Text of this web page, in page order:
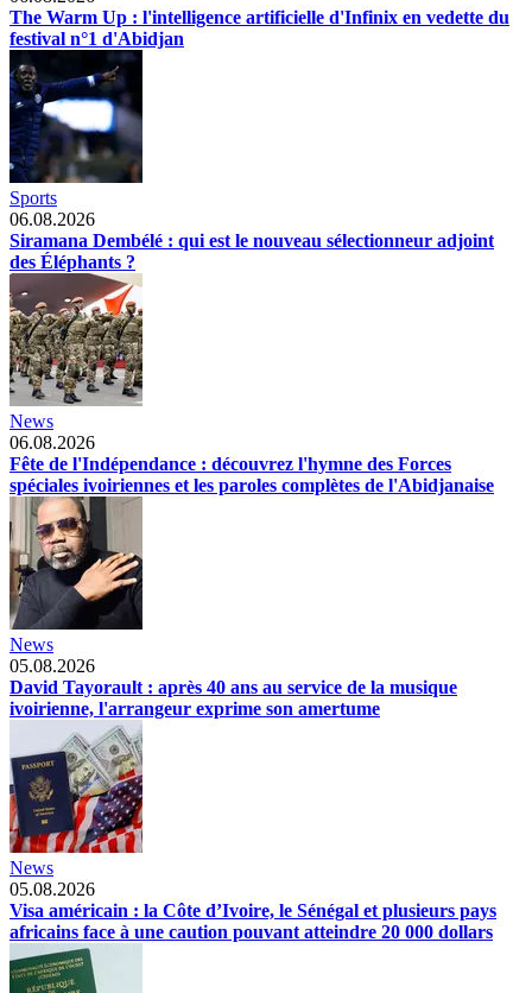
The Warm Up : l'intelligence artificielle d'Infinix en vedette du
festival n°1 d'Abidjan
Sports
06.08.2026
Siramana Dembélé : qui est le nouveau sélectionneur adjoint
des Éléphants ?
News
06.08.2026
Fête de l'Indépendance : découvrez l'hymne des Forces
spéciales ivoiriennes et les paroles complètes de l'Abidjanaise
News
05.08.2026
David Tayorault : après 40 ans au service de la musique
ivoirienne, l'arrangeur exprime son amertume
News
05.08.2026
Visa américain : la Côte d’Ivoire, le Sénégal et plusieurs pays
africains face à une caution pouvant atteindre 20 000 dollars